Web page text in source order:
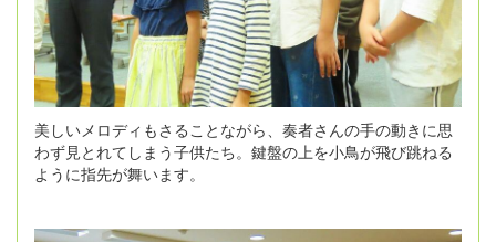
美しいメロディもさることながら、奏者さんの手の動きに思
わず見とれてしまう子供たち。鍵盤の上を小鳥が飛び跳ねる
ように指先が舞います。